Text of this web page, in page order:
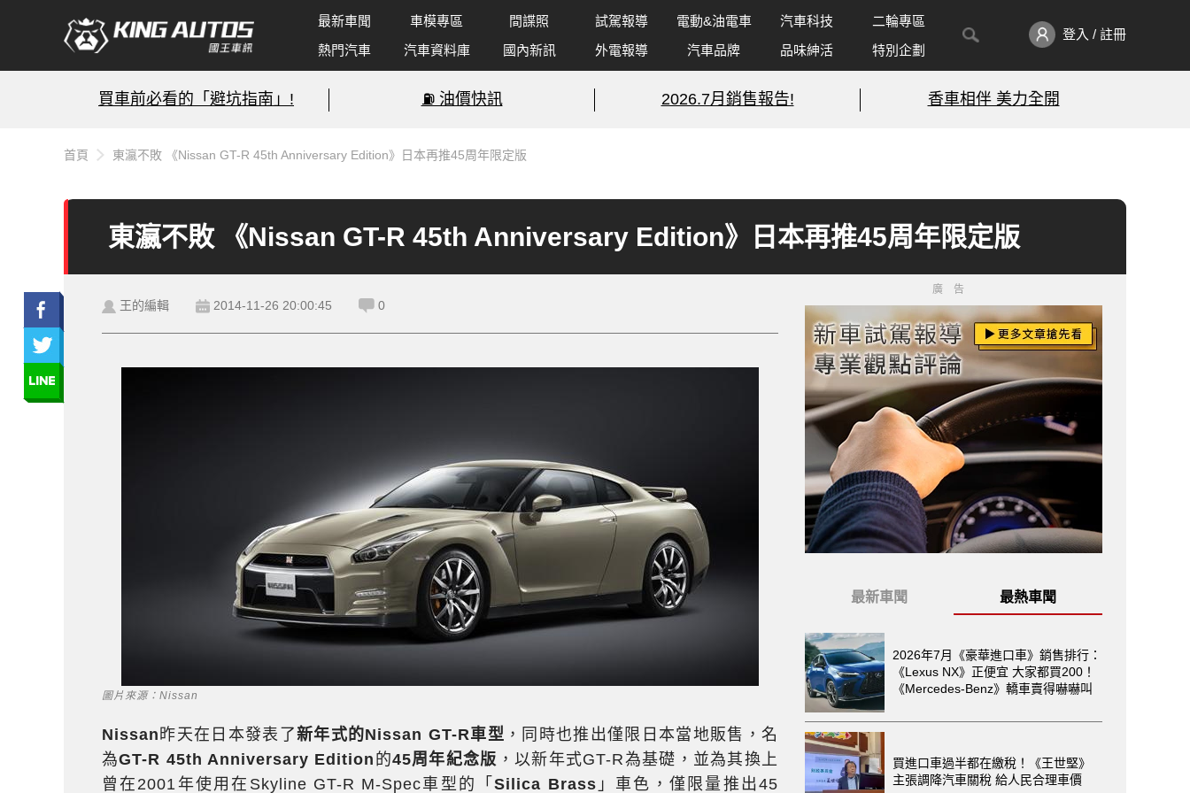
最新車聞 車模專區 間諜照 試駕報導 電動&油電車 汽車科技
二輪專區
熱門汽車
汽車資料庫 國內新訊 外電報導 汽車品牌 品味紳活 特別企劃
登入 / 註冊
買車前必看的「避坑指南」! ⛽️ 油價快訊 2026.7月銷售報告! 香車相伴 美力全開
首頁 東瀛不敗 《Nissan GT-R 45th Anniversary Edition》日本再推45周年限定版
東瀛不敗 《Nissan GT-R 45th Anniversary Edition》日本再推45周年限定版
王的編輯 2014-11-26 20:00:45 0
圖片來源：Nissan
Nissan昨天在日本發表了新年式的Nissan GT-R車型 ，同時也推出僅限日本當地販售，名
為GT-R 45th Anniversary Edition 的45周年紀念版 ，以新年式GT-R為基礎，並為其換上
曾在2001年使用在Skyline GT-R M-Spec車型的「Silica Brass 」車色，僅限量推出45
廣告
最新車聞 最熱車聞
2026年7月《豪華進口車》銷售排行：
《Lexus NX》正便宜 大家都買200！
《Mercedes-Benz》轎車賣得嚇嚇叫
買進口車過半都在繳稅！《王世堅》
主張調降汽車關稅 給人民合理車價